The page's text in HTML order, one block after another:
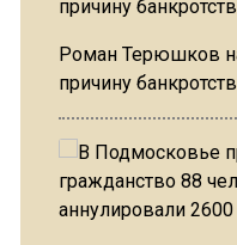
Роман Терюшков
причину